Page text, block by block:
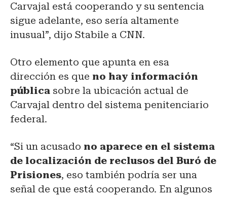
Carvajal está cooperando y su sentencia
sigue adelante, eso sería altamente
inusual”, dijo Stabile a CNN.
Otro elemento que apunta en esa
dirección es que no hay información
pública sobre la ubicación actual de
Carvajal dentro del sistema penitenciario
federal.
“Si un acusado no aparece en el sistema
de localización de reclusos del Buró de
Prisiones, eso también podría ser una
señal de que está cooperando. En algunos